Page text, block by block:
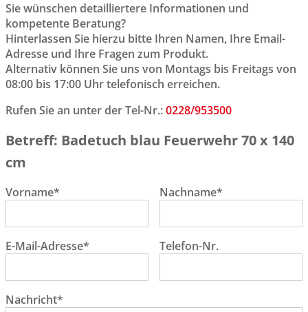
Sie wünschen detailliertere Informationen und
kompetente Beratung?
Hinterlassen Sie hierzu bitte Ihren Namen, Ihre Email-
Adresse und Ihre Fragen zum Produkt.
Alternativ können Sie uns von Montags bis Freitags von
08:00 bis 17:00 Uhr telefonisch erreichen.
Rufen Sie an unter der Tel-Nr.:0228/953500
Betreff: Badetuch blau Feuerwehr 70 x 140
cm
Vorname* Nachname*
E-Mail-Adresse* Telefon-Nr.
Nachricht*